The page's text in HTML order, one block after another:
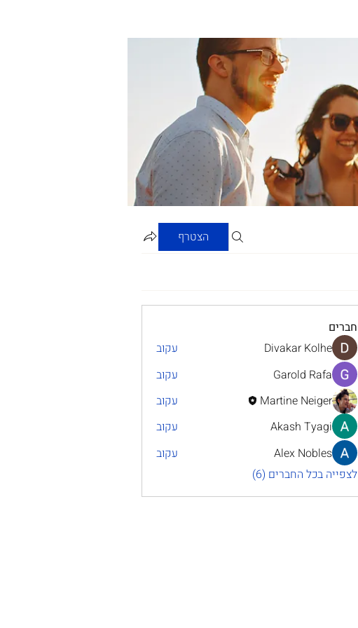
הצטרף
חברים
Divakar Kolhe
עקוב
Garold Rafa
עקוב
Martine Neiger
עקוב
Akash Tyagi
עקוב
Alex Nobles
עקוב
לצפייה בכל החברים (6)